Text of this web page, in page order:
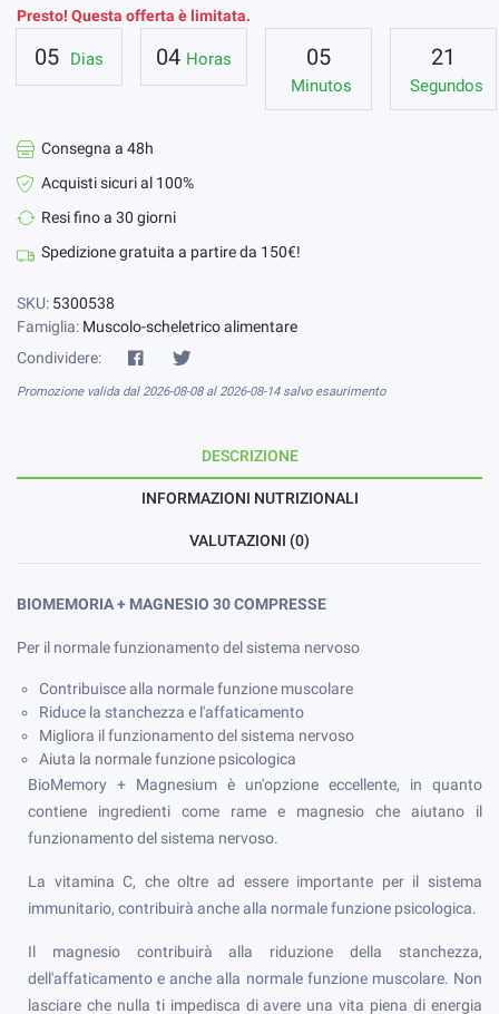
Presto! Questa offerta è limitata.
05 Dias 04 Horas 05
Minutos
20
Segundos
Consegna a 48h
Acquisti sicuri al 100%
Resi fino a 30 giorni
Spedizione gratuita a partire da 150€!
SKU: 5300538
Famiglia: Muscolo-scheletrico alimentare
Condividere:
Promozione valida dal 2026-08-08 al 2026-08-14 salvo esaurimento
DESCRIZIONE
INFORMAZIONI NUTRIZIONALI
VALUTAZIONI (0)
BIOMEMORIA + MAGNESIO 30 COMPRESSE
Per il normale funzionamento del sistema nervoso
Contribuisce alla normale funzione muscolare
Riduce la stanchezza e l'affaticamento
Migliora il funzionamento del sistema nervoso
Aiuta la normale funzione psicologica
BioMemory + Magnesium è un'opzione eccellente, in quanto
contiene ingredienti come rame e magnesio che aiutano il
funzionamento del sistema nervoso.
La vitamina C, che oltre ad essere importante per il sistema
immunitario, contribuirà anche alla normale funzione psicologica.
Il magnesio contribuirà alla riduzione della stanchezza,
dell'affaticamento e anche alla normale funzione muscolare. Non
lasciare che nulla ti impedisca di avere una vita piena di energia